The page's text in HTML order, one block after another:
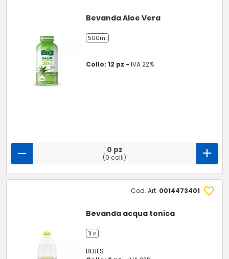
Bevanda Aloe Vera
500ml
Collo: 12 pz -IVA 22%
0 pz
(0 colli)
Cod. Art. 0014473401
Bevanda acqua tonica
1l ℮
BLUES